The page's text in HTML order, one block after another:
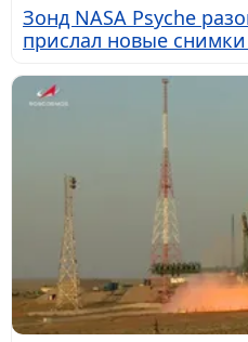
Зонд NASA Psyche
прислал новые